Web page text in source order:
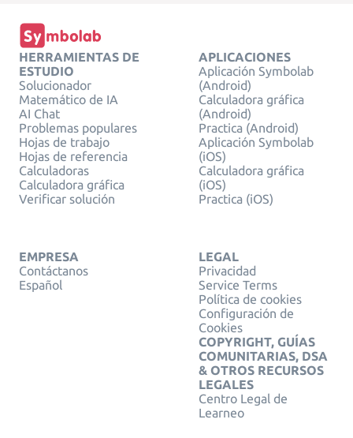
HERRAMIENTAS DE
ESTUDIO
Solucionador
Matemático de IA
AI Chat
Problemas populares
Hojas de trabajo
Hojas de referencia
Calculadoras
Calculadora gráfica
Verificar solución
APLICACIONES
Aplicación Symbolab
(Android)
Calculadora gráfica
(Android)
Practica (Android)
Aplicación Symbolab
(iOS)
Calculadora gráfica
(iOS)
Practica (iOS)
EMPRESA
Contáctanos
Español
LEGAL
Privacidad
Service Terms
Política de cookies
Configuración de
Cookies
COPYRIGHT, GUÍAS
COMUNITARIAS, DSA
& OTROS RECURSOS
LEGALES
Centro Legal de
Learneo